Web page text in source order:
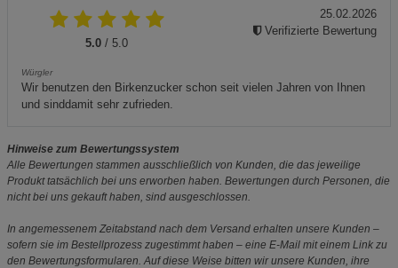
5.0 / 5.0
Würgler
Wir benutzen den Birkenzucker schon seit vielen Jahren von Ihnen
und sinddamit sehr zufrieden.
25.02.2026
Verifizierte Bewertung
Hinweise zum Bewertungssystem
Alle Bewertungen stammen ausschließlich von Kunden, die das jeweilige
Produkt tatsächlich bei uns erworben haben. Bewertungen durch Personen, die
nicht bei uns gekauft haben, sind ausgeschlossen.
In angemessenem Zeitabstand nach dem Versand erhalten unsere Kunden –
sofern sie im Bestellprozess zugestimmt haben – eine E-Mail mit einem Link zu
den Bewertungsformularen. Auf diese Weise bitten wir unsere Kunden, ihre